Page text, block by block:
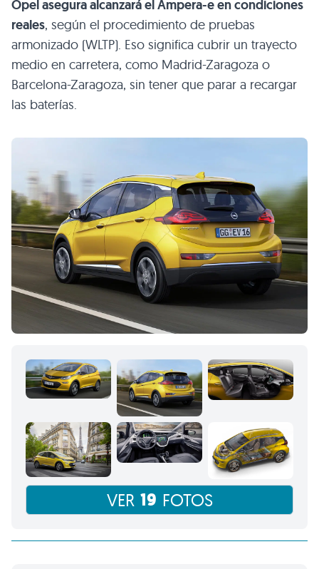
Opel asegura alcanzará el Ampera-e en condiciones
reales, según el procedimiento de pruebas
armonizado (WLTP). Eso significa cubrir un trayecto
medio en carretera, como Madrid-Zaragoza o
Barcelona-Zaragoza, sin tener que parar a recargar
las baterías.
VER 19 FOTOS